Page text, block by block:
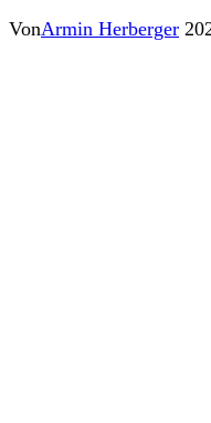
VonArmin Herberger